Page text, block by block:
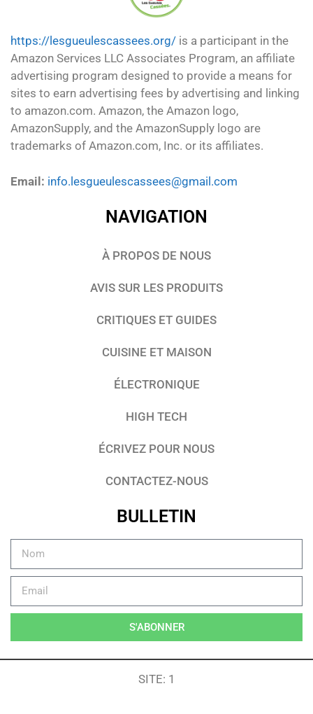
https://lesgueulescassees.org/ is a participant in the
Amazon Services LLC Associates Program, an affiliate
advertising program designed to provide a means for
sites to earn advertising fees by advertising and linking
to amazon.com. Amazon, the Amazon logo,
AmazonSupply, and the AmazonSupply logo are
trademarks of Amazon.com, Inc. or its affiliates.
Email: info.lesgueulescassees@gmail.com
NAVIGATION
À PROPOS DE NOUS
AVIS SUR LES PRODUITS
CRITIQUES ET GUIDES
CUISINE ET MAISON
ÉLECTRONIQUE
HIGH TECH
ÉCRIVEZ POUR NOUS
CONTACTEZ-NOUS
BULLETIN
S'ABONNER
SITE: 1